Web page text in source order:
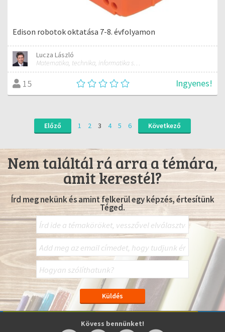
Edison robotok oktatása 7-8. évfolyamon
Lucza László
Matematika, technika, informatika szakos általános iskolai tanár; mentorpedagógus, mestertanár
15 Ingyenes!
Előző 1 2 3 4 5 6 Következő
Nem találtál rá arra a témára,
amit kerestél?
Írd meg nekünk és amint felkerül egy képzés, értesítünk
Téged.
Kövess bennünket!